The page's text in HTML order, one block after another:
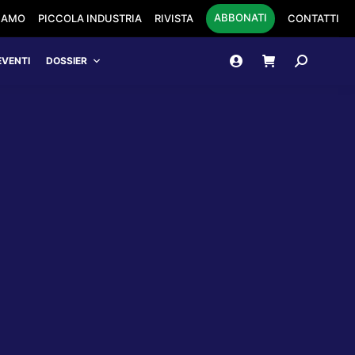
PICCOLA INDUSTRIA RIVISTA ABBONATI CONTATTI
DOSSIER Cerca: